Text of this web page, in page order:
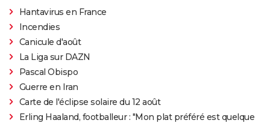
Hantavirus en France
Incendies
Canicule d'août
La Liga sur DAZN
Pascal Obispo
Guerre en Iran
Carte de l'éclipse solaire du 12 août
Erling Haaland, footballeur : "Mon plat préféré est quelque